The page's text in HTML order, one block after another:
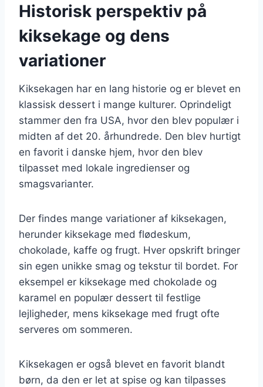
Historisk perspektiv på
kiksekage og dens
variationer
Kiksekagen har en lang historie og er blevet en
klassisk dessert i mange kulturer. Oprindeligt
stammer den fra USA, hvor den blev populær i
midten af det 20. århundrede. Den blev hurtigt
en favorit i danske hjem, hvor den blev
tilpasset med lokale ingredienser og
smagsvarianter.
Der findes mange variationer af kiksekagen,
herunder kiksekage med flødeskum,
chokolade, kaffe og frugt. Hver opskrift bringer
sin egen unikke smag og tekstur til bordet. For
eksempel er kiksekage med chokolade og
karamel en populær dessert til festlige
lejligheder, mens kiksekage med frugt ofte
serveres om sommeren.
Kiksekagen er også blevet en favorit blandt
børn, da den er let at spise og kan tilpasses